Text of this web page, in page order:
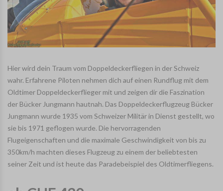
Hier wird dein Traum vom Doppeldeckerfliegen in der Schweiz
wahr. Erfahrene Piloten nehmen dich auf einen Rundflug mit dem
Oldtimer Doppeldeckerflieger mit und zeigen dir die Faszination
der Bücker Jungmann hautnah. Das Doppeldeckerflugzeug Bücker
Jungmann wurde 1935 vom Schweizer Militär in Dienst gestellt, wo
sie bis 1971 geflogen wurde. Die hervorragenden
Flugeigenschaften und die maximale Geschwindigkeit von bis zu
350km/h machten dieses Flugzeug zu einem der beliebtesten
seiner Zeit und ist heute das Paradebeispiel des Oldtimerfliegens.